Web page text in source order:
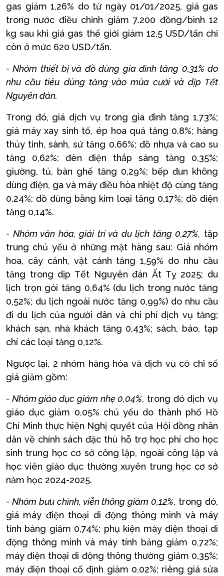
gas giảm 1,26% do từ ngày 01/01/2025, giá gas
trong nước điều chỉnh giảm 7.200 đồng/bình 12
kg sau khi giá gas thế giới giảm 12,5 USD/tấn chỉ
còn ở mức 620 USD/tấn.
- Nhóm thiết bị và đồ dùng gia đình tăng 0,31% do
nhu cầu tiêu dùng tăng vào mùa cưới và dịp Tết
Nguyên đán.
Trong đó, giá dịch vụ trong gia đình tăng 1,73%;
giá máy xay sinh tố, ép hoa quả tăng 0,8%; hàng
thủy tinh, sành, sứ tăng 0,66%; đồ nhựa và cao su
tăng 0,62%; đèn điện thắp sáng tăng 0,35%;
giường, tủ, bàn ghế tăng 0,29%; bếp đun không
dùng điện, ga và máy điều hòa nhiệt độ cùng tăng
0,24%; đồ dùng bằng kim loại tăng 0,17%; đồ điện
tăng 0,14%.
- Nhóm văn hóa, giải trí và du lịch tăng 0,27%, tập
trung chủ yếu ở những mặt hàng sau: Giá nhóm
hoa, cây cảnh, vật cảnh tăng 1,59% do nhu cầu
tăng trong dịp Tết Nguyên đán Ất Tỵ 2025; du
lịch trọn gói tăng 0,64% (du lịch trong nước tăng
0,52%; du lịch ngoài nước tăng 0,99%) do nhu cầu
đi du lịch của người dân và chi phí dịch vụ tăng;
khách sạn, nhà khách tăng 0,43%; sách, báo, tạp
chí các loại tăng 0,12%.
Ngược lại, 2 nhóm hàng hóa và dịch vụ có chỉ số
giá giảm gồm:
- Nhóm giáo dục giảm nhẹ 0,04%, trong đó dịch vụ
giáo dục giảm 0,05% chủ yếu do thành phố Hồ
Chí Minh thực hiện Nghị quyết của Hội đồng nhân
dân về chính sách đặc thù hỗ trợ học phí cho học
sinh trung học cơ sở công lập, ngoài công lập và
học viên giáo dục thường xuyên trung học cơ sở
năm học 2024-2025.
- Nhóm bưu chính, viễn thông giảm 0,12%, trong đó,
giá máy điện thoại di động thông minh và máy
tính bảng giảm 0,74%; phụ kiện máy điện thoại di
động thông minh và máy tính bảng giảm 0,72%;
máy điện thoại di động thông thường giảm 0,35%;
máy điện thoại cố định giảm 0,02%; riêng giá sửa